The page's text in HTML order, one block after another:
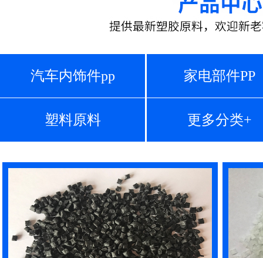
汽车内饰件pp 家电部件PP
塑料原料 更多分类+